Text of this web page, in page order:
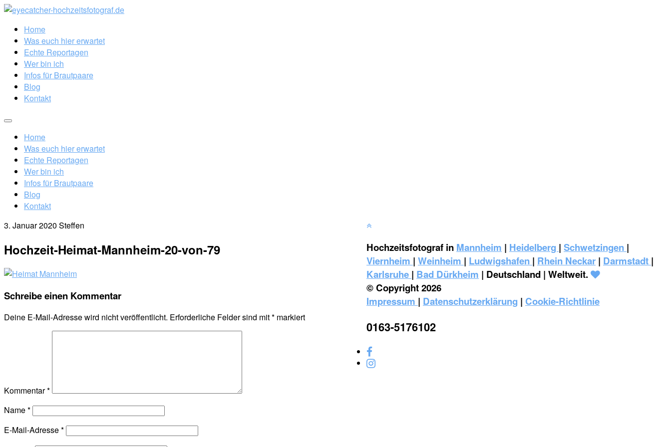
Home
Was euch hier erwartet
Echte Reportagen
Wer bin ich
Infos für Brautpaare
Blog
Kontakt
Home
Was euch hier erwartet
Echte Reportagen
Wer bin ich
Infos für Brautpaare
Blog
Kontakt
3. Januar 2020 Steffen
Hochzeit-Heimat-Mannheim-20-von-79
Schreibe einen Kommentar
Deine E-Mail-Adresse wird nicht veröffentlicht. Erforderliche Felder sind mit* markiert
Kommentar*
Name*
E-Mail-Adresse*
Hochzeitsfotograf in Mannheim | Heidelberg | Schwetzingen |
Viernheim | Weinheim | ‎Ludwigshafen | Rhein Neckar | Darmstadt |
Karlsruhe | Bad Dürkheim | Deutschland | Weltweit.
© Copyright 2026
Impressum | Datenschutzerklärung | Cookie-Richtlinie
0163-5176102